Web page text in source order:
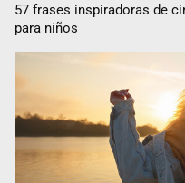
57 frases inspiradoras de
para niños